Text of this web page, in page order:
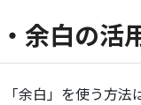
余白の活
余白」を使う方法